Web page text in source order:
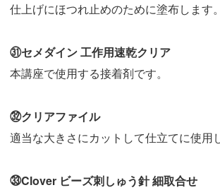
仕上げにほつれ止めのために塗布します。
㉛セメダイン 工作用速乾クリア
本講座で使用する接着剤です。
㉜クリアファイル
適当な大きさにカットして仕立てに使用
㉝Clover ビーズ刺しゅう針 細取合せ